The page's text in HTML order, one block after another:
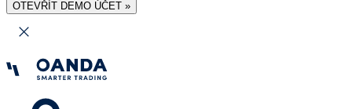
OTEVŘÍT DEMO ÚČET »